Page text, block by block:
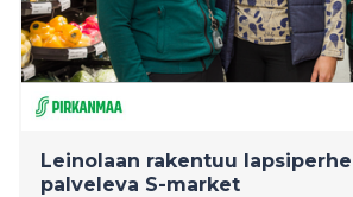
Leinolaan rakentuu
palveleva S-market